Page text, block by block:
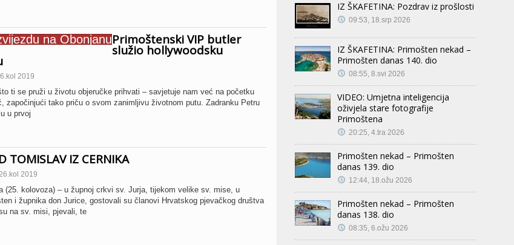
Primoštenski VIP butler
služio hollywoodsku
2019
ti se pruži u životu objeručke prihvati – savjetuje nam već na početku
započinjući tako priču o svom zanimljivu životnom putu. Zadranku Petru
u prvoj
TOMISLAV IZ CERNIKA
2019
(25. kolovoza) – u župnoj crkvi sv. Jurja, tijekom velike sv. mise, u
i župnika don Jurice, gostovali su članovi Hrvatskog pjevačkog društva
na sv. misi, pjevali, te
IZ ŠKAFETINA: Pozdrav iz prošlosti
09:53, 18.srp 2026
IZ ŠKAFETINA: Primošten nekad –
Primošten danas 140. dio
08:55, 8.svi 2026
VIDEO: Umjetna inteligencija
oživjela stare fotografije
Primoštena
20:25, 4.tra 2026
Primošten nekad – Primošten
danas 139. dio
12:44, 18.ožu 2026
Primošten nekad – Primošten
danas 138. dio
08:35, 6.ožu 2026